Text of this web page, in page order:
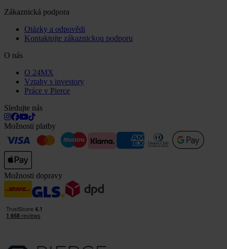
Zákaznická podpora
Otázky a odpovědi
Kontaktujte zákaznickou podporu
O nás
O 24MX
Vztahy s investory
Práce v Pierce
Sledujte nás
Možnosti platby
Možnosti dopravy